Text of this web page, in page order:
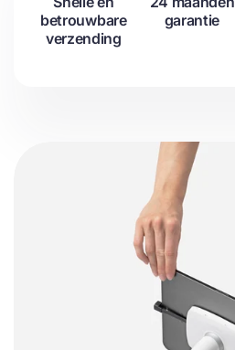
betrouwbare
verzending
garantie